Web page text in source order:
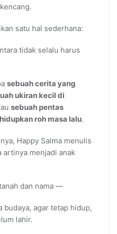
satu hal sederhana:
tidak selalu harus
sebuah cerita yang
ukiran kecil di
sebuah pentas
roh masa lalu.
Happy Salma menulis
artinya menjadi anak
dan nama —
budaya, agar tetap hidup,
lahir.